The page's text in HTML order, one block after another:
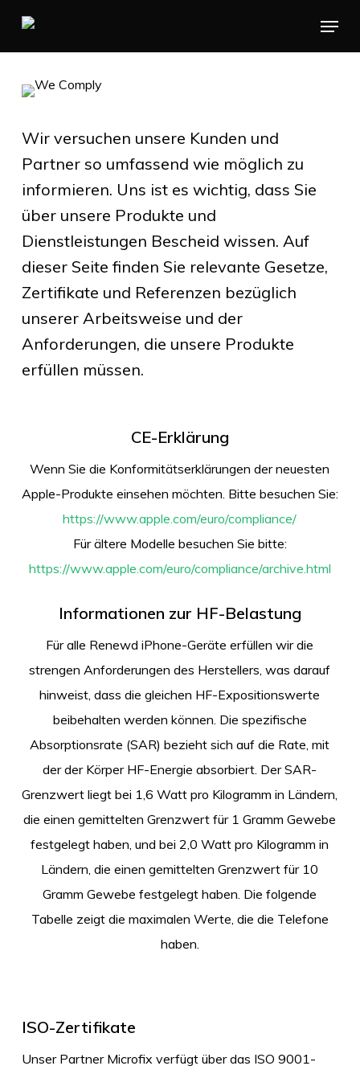
content
Menu
Wir versuchen unsere Kunden und
Partner so umfassend wie möglich zu
informieren. Uns ist es wichtig, dass Sie
über unsere Produkte und
Dienstleistungen Bescheid wissen. Auf
dieser Seite finden Sie relevante Gesetze,
Zertifikate und Referenzen bezüglich
unserer Arbeitsweise und der
Anforderungen, die unsere Produkte
erfüllen müssen.
CE-Erklärung
Wenn Sie die Konformitätserklärungen der neuesten
Apple-Produkte einsehen möchten. Bitte besuchen Sie:
https://www.apple.com/euro/compliance/
Für ältere Modelle besuchen Sie bitte:
https://www.apple.com/euro/compliance/archive.html
Informationen zur HF-Belastung
Für alle Renewd iPhone-Geräte erfüllen wir die
strengen Anforderungen des Herstellers, was darauf
hinweist, dass die gleichen HF-Expositionswerte
beibehalten werden können. Die spezifische
Absorptionsrate (SAR) bezieht sich auf die Rate, mit
der der Körper HF-Energie absorbiert. Der SAR-
Grenzwert liegt bei 1,6 Watt pro Kilogramm in Ländern,
die einen gemittelten Grenzwert für 1 Gramm Gewebe
festgelegt haben, und bei 2,0 Watt pro Kilogramm in
Ländern, die einen gemittelten Grenzwert für 10
Gramm Gewebe festgelegt haben. Die folgende
Tabelle zeigt die maximalen Werte, die die Telefone
haben.
ISO-Zertifikate
Unser Partner Microfix verfügt über das ISO 9001-